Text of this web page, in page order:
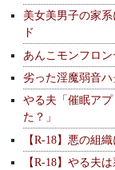
美女美男子の家
ド
あんこモンフロン
劣った淫魔弱音
やる夫「催眠ア
た？」
【R-18】悪の組
【R-18】やる夫